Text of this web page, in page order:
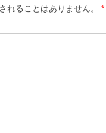
れることはありません。 *